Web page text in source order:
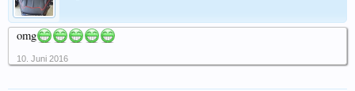
omg
10. Juni 2016